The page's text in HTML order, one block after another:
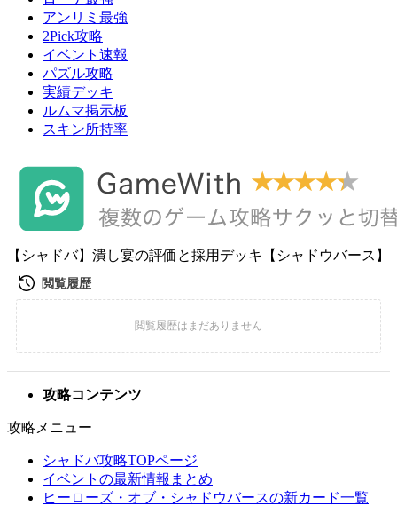
アンリミ最強
2Pick攻略
イベント速報
パズル攻略
実績デッキ
ルムマ掲示板
スキン所持率
【シャドバ】潰し宴の評価と採用デッキ【シャドウバース】
攻略コンテンツ
攻略メニュー
シャドバ攻略TOPページ
イベントの最新情報まとめ
ヒーローズ・オブ・シャドウバースの新カード一覧